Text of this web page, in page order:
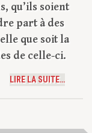
qu’ils soient
part à des
que soit la
de celle-ci.
LIRE LA SUITE…